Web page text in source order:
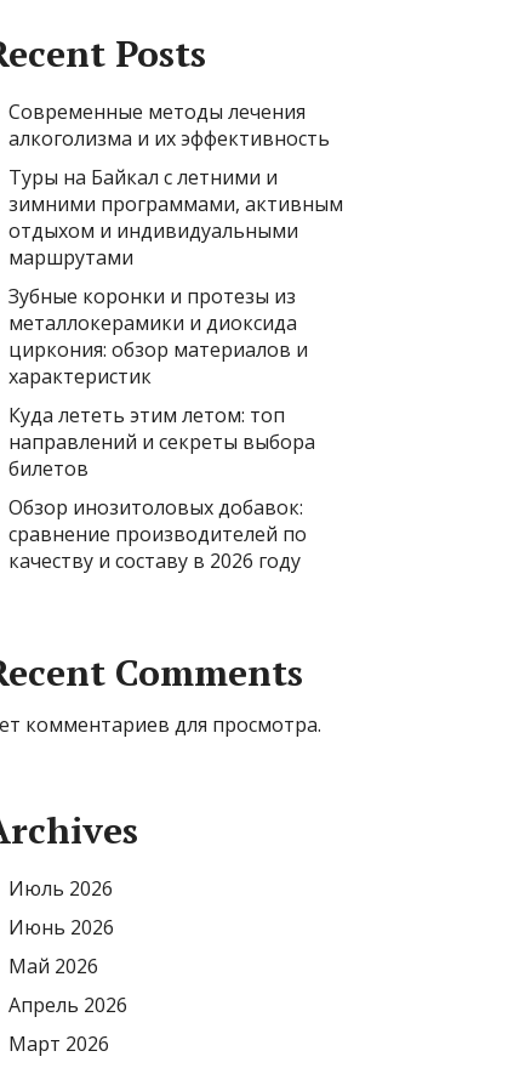
Posts
Современные методы лечения
алкоголизма и их эффективность
Туры на Байкал с летними и
зимними программами, активным
отдыхом и индивидуальными
маршрутами
Зубные коронки и протезы из
металлокерамики и диоксида
циркония: обзор материалов и
характеристик
Куда лететь этим летом: топ
направлений и секреты выбора
билетов
Обзор инозитоловых добавок:
сравнение производителей по
качеству и составу в 2026 году
Comments
комментариев для просмотра.
Июль 2026
Июнь 2026
Май 2026
Апрель 2026
Март 2026